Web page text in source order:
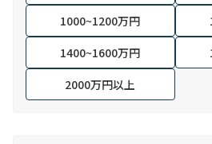
1000~1200万円
1400~1600万円
2000万円以上